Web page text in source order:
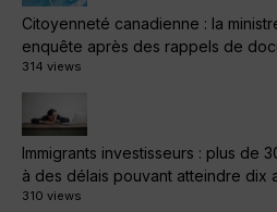
Citoyenneté canadienne : la
enquête après des rappels de
314 views
Immigrants investisseurs : plus de
à des délais pouvant atteindre dix
310 views